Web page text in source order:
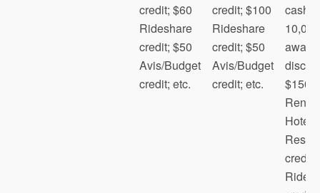
Premier Access
Chase UA Explorer
credit; $60
Rideshare
credit; $50
Avis/Budget
credit; etc.
credit; $100
Rideshare
credit; $50
Avis/Budget
credit; etc.
cash;
award
$150
credit;